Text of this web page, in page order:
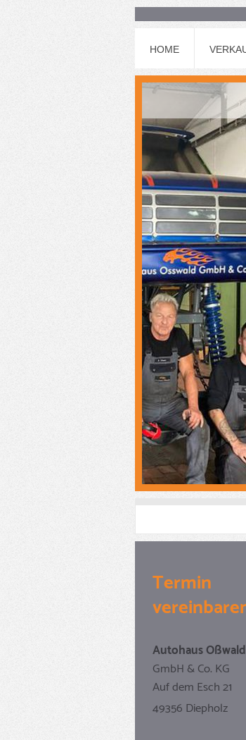
HOME
Termin
Autohaus Oßwald
GmbH & Co. KG
Auf dem Esch 21
49356 Diepholz